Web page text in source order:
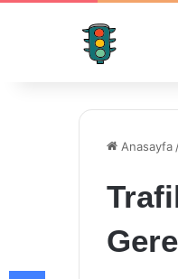
Anasayfa
Facebook